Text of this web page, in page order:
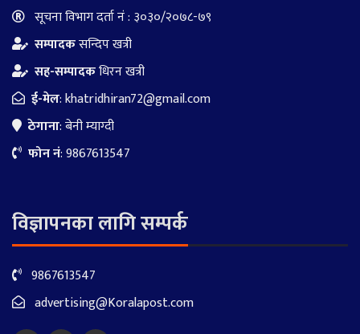
सूचना विभाग दर्ता नं : ३०३०/२०७८-७९
सम्पादकसन्दिप खत्री
सह-सम्पादकधिरन खत्री
ई-मेल:khatridhiran72@gmail.com
ठेगाना: बेनी म्याग्दी
फोन नं: 9867613547
विज्ञापनका लागि सम्पर्क
9867613547
advertising@Koralapost.com